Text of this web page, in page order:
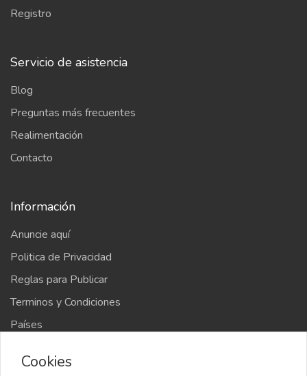
Registro
Servicio de asistencia
Blog
Preguntas más frecuentes
Realimentación
Contacto
Información
Anuncie aquí
Politica de Privacidad
Reglas para Publicar
Terminos y Condiciones
Países
Cookies